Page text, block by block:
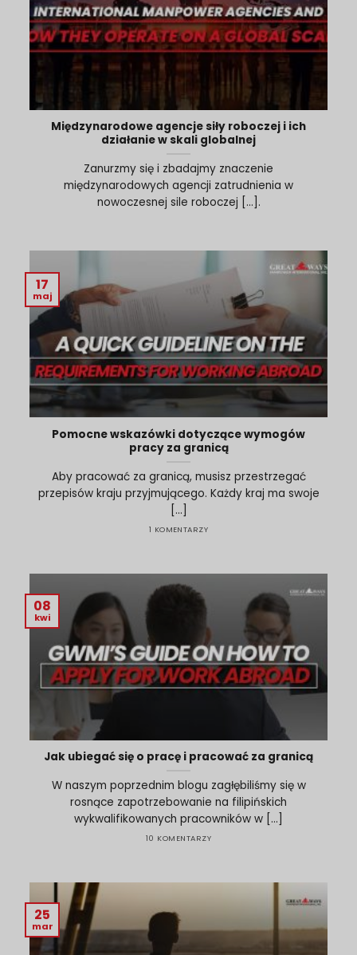
Międzynarodowe agencje siły roboczej i ich
działanie w skali globalnej
Zanurzmy się i zbadajmy znaczenie
międzynarodowych agencji zatrudnienia w
nowoczesnej sile roboczej [...].
Pomocne wskazówki dotyczące wymogów
pracy za granicą
Aby pracować za granicą, musisz przestrzegać
przepisów kraju przyjmującego. Każdy kraj ma swoje
[...]
1 KOMENTARZY
17
maj
Jak ubiegać się o pracę i pracować za granicą
W naszym poprzednim blogu zagłębiliśmy się w
rosnące zapotrzebowanie na filipińskich
wykwalifikowanych pracowników w [...]
10 KOMENTARZY
08
kwi
25
mar